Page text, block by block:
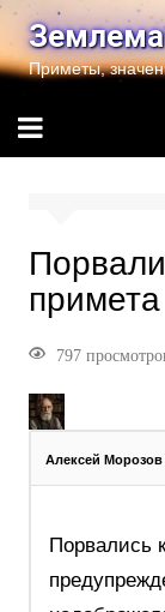
Приметы,
примета
797
Алексей Морозов
Порвались